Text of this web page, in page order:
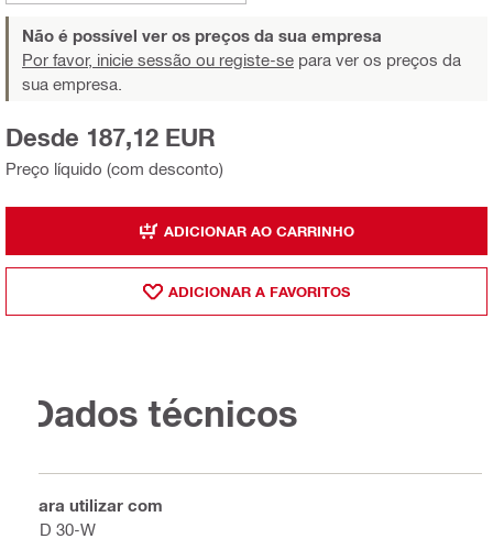
Não é possível ver os preços da sua empresa
Por favor, inicie sessão ou registe-se para ver os preços da
sua empresa.
Preço líquido (com desconto)
Desde 187,12 EUR
ADICIONAR AO CARRINHO
ADICIONAR A FAVORITOS
Dados técnicos
Para utilizar com
DD 30-W